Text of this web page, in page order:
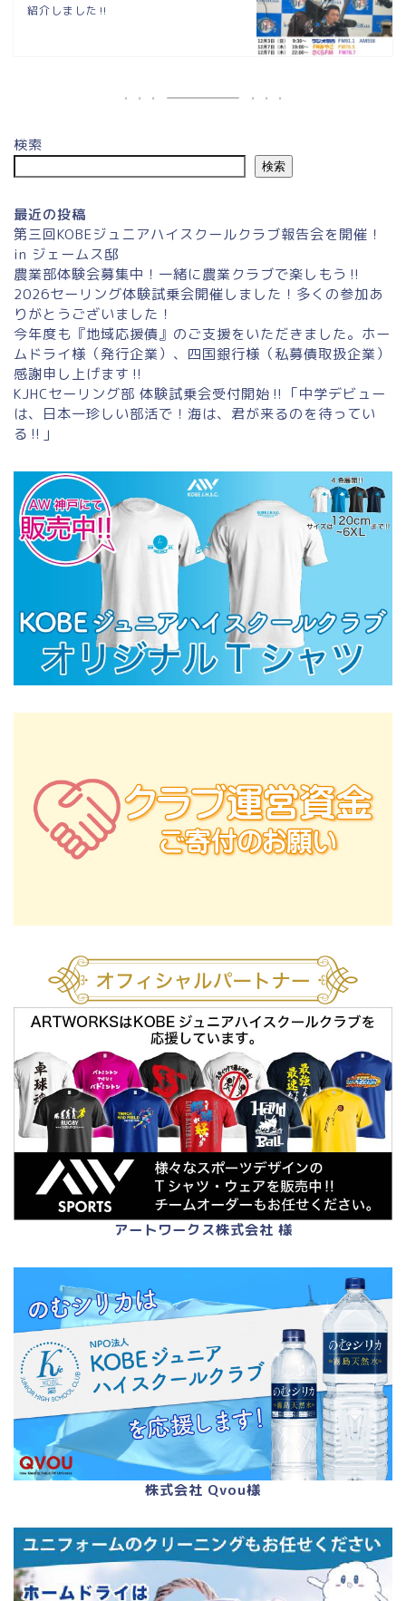
紹介しました‼
検索
検索
最近の投稿
第三回KOBEジュニアハイスクールクラブ報告会を開催！
in ジェームス邸
農業部体験会募集中！一緒に農業クラブで楽しもう‼
2026セーリング体験試乗会開催しました！多くの参加あ
りがとうございました！
今年度も『地域応援債』のご支援をいただきました。ホー
ムドライ様（発行企業）、四国銀行様（私募債取扱企業）
感謝申し上げます‼
KJHCセーリング部 体験試乗会受付開始‼「中学デビュー
は、日本一珍しい部活で！海は、君が来るのを待ってい
る‼」
アートワークス株式会社 様
株式会社 Qvou様